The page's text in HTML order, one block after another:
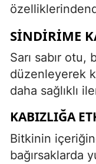
SINDIRIME
Sarı sabır otu,
düzenleyerek
daha sağlıklı
KABIZLIĞA
Bitkinin
bağırsaklarda